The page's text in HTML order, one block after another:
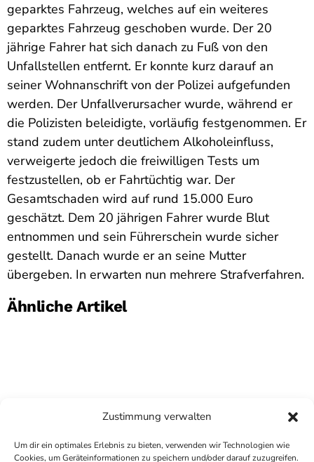
Zustimmung verwalten
Um dir ein optimales Erlebnis zu bieten, verwenden wir Technologien wie
Cookies, um Geräteinformationen zu speichern und/oder darauf zuzugreifen.
geparktes Fahrzeug, welches auf ein weiteres
geparktes Fahrzeug geschoben wurde. Der 20
jährige Fahrer hat sich danach zu Fuß von den
Unfallstellen entfernt. Er konnte kurz darauf an
seiner Wohnanschrift von der Polizei aufgefunden
werden. Der Unfallverursacher wurde, während er
die Polizisten beleidigte, vorläufig festgenommen. Er
stand zudem unter deutlichem Alkoholeinfluss,
verweigerte jedoch die freiwilligen Tests um
festzustellen, ob er Fahrtüchtig war. Der
Gesamtschaden wird auf rund 15.000 Euro
geschätzt. Dem 20 jährigen Fahrer wurde Blut
entnommen und sein Führerschein wurde sicher
gestellt. Danach wurde er an seine Mutter
übergeben. In erwarten nun mehrere Strafverfahren.
Ähnliche Artikel